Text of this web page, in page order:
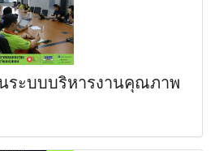
ระบบบริหารงานคุณภาพ